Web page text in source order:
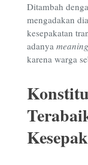
Ditambah
mengadakan
kesepakatan
adanya
karena warga